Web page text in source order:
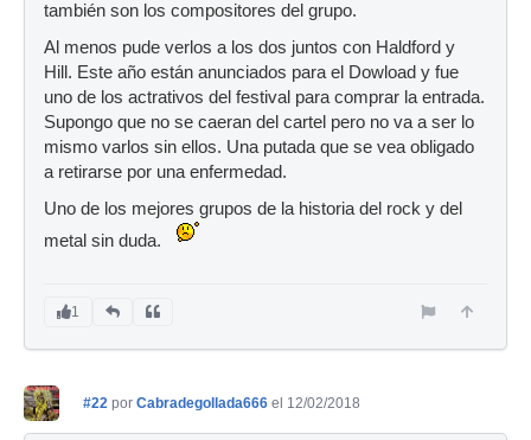
también son los compositores del grupo.
Al menos pude verlos a los dos juntos con Haldford y
Hill. Este año están anunciados para el Dowload y fue
uno de los actrativos del festival para comprar la entrada.
Supongo que no se caeran del cartel pero no va a ser lo
mismo varlos sin ellos. Una putada que se vea obligado
a retirarse por una enfermedad.
Uno de los mejores grupos de la historia del rock y del
metal sin duda.
1
#22 por Cabradegollada666 el 12/02/2018